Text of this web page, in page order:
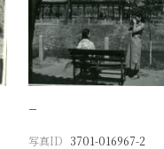
−
写真ID 3701-016967-2